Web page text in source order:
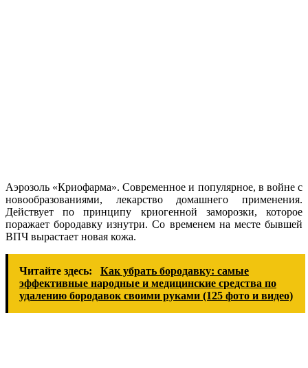
Аэрозоль «Криофарма». Современное и популярное, в войне с
новообразованиями, лекарство домашнего применения.
Действует по принципу криогенной заморозки, которое
поражает бородавку изнутри. Со временем на месте бывшей
ВПЧ вырастает новая кожа.
Читайте здесь:
Как убрать бородавку: самые
эффективные народные и медицинские средства по
удалению бородавок своими руками (125 фото и видео)